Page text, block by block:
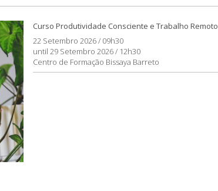
Curso Produtividade Consciente e Trabalho Remoto
22 Setembro 2026 / 09h30
until 29 Setembro 2026 / 12h30
Centro de Formação Bissaya Barreto